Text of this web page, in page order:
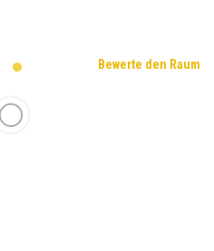
Bewerte den Raum